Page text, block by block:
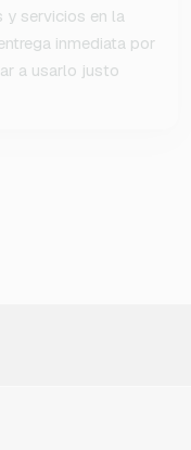
y servicios en la
inmediata por
a usarlo justo